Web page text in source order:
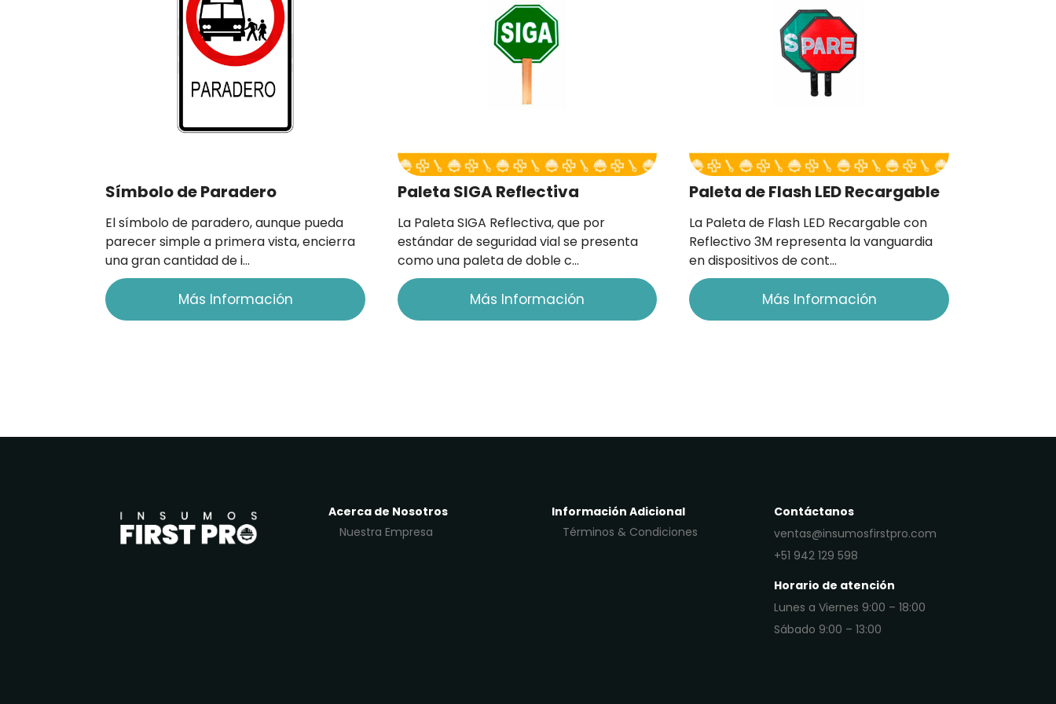
Símbolo de Paradero
El símbolo de paradero, aunque pueda
parecer simple a primera vista, encierra
una gran cantidad de i…
Más Información
Paleta SIGA Reflectiva
La Paleta SIGA Reflectiva, que por
estándar de seguridad vial se presenta
como una paleta de doble c…
Más Información
Paleta de Flash LED Recargable
La Paleta de Flash LED Recargable con
Reflectivo 3M representa la vanguardia
en dispositivos de cont…
Más Información
Acerca de Nosotros
Nuestra Empresa
Información Adicional
Términos & Condiciones
Contáctanos
ventas@insumosfirstpro.com
+51 942 129 598
Horario de atención
Lunes a Viernes 9:00 – 18:00
Sábado 9:00 – 13:00